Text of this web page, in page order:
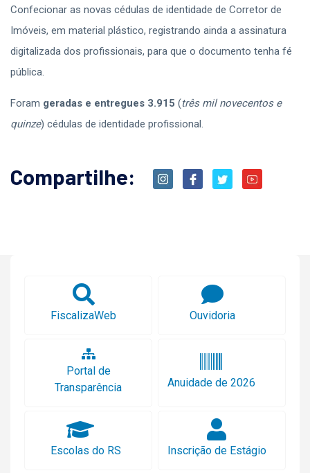
Confecionar as novas cédulas de identidade de Corretor de
Imóveis, em material plástico, registrando ainda a assinatura
digitalizada dos profissionais, para que o documento tenha fé
pública.
Foram geradas e entregues 3.915 (três mil novecentos e
quinze) cédulas de identidade profissional.
Compartilhe:
FiscalizaWeb Ouvidoria
Portal de
Transparência
Anuidade de 2026
Escolas do RS Inscrição de Estágio